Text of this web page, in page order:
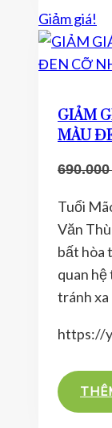
Giảm giá!
GIẢM
MÀU
Tuổi
Văn
bất hòa
quan
tránh xa
https://